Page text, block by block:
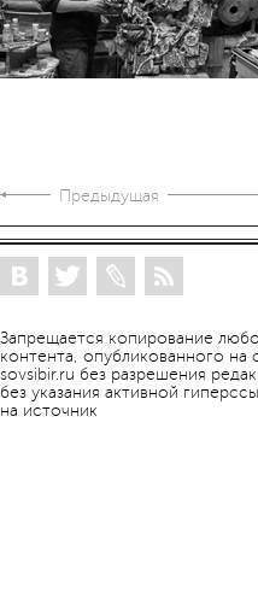
Предыдущая
Запрещается копирование
контента, опубликованного на
sovsibir.ru без разрешения
без указания активной
на источник